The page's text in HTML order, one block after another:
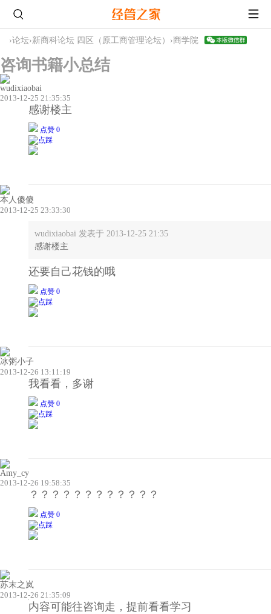
›论坛›新商科论坛 四区（原工商管理论坛） ›商学院
咨询书籍小总结
wudixiaobai
2013-12-25 21:35:35
感谢楼主
点赞 0
本人傻傻
2013-12-25 23:33:30
wudixiaobai 发表于 2013-12-25 21:35
感谢楼主
还要自己花钱的哦
点赞 0
冰粥小子
2013-12-26 13:11:19
我看看，多谢
点赞 0
Amy_cy
2013-12-26 19:58:35
？？？？？？？？？？？？
点赞 0
苏末之岚
2013-12-26 21:35:09
内容可能往咨询走，提前看看学习